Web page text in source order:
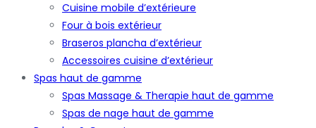
Cuisine mobile d’extérieure
Four à bois extérieur
Braseros plancha d’extérieur
Accessoires cuisine d’extérieur
Spas haut de gamme
Spas Massage & Therapie haut de gamme
Spas de nage haut de gamme